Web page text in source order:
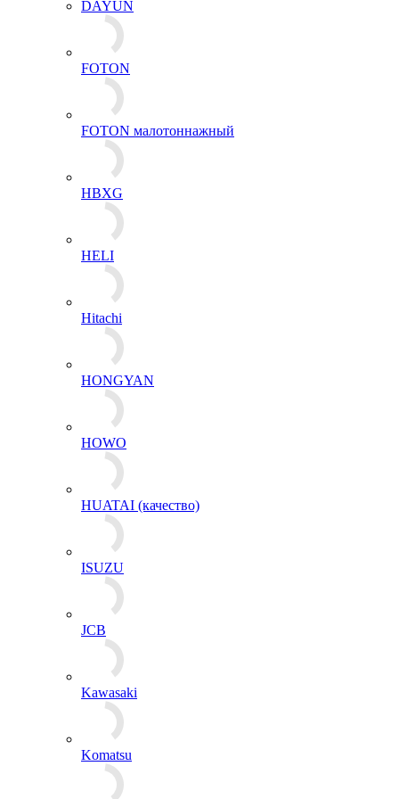
DAYUN
FOTON
FOTON малотоннажный
HBXG
HELI
Hitachi
HONGYAN
HOWO
HUATAI (качество)
ISUZU
JCB
Kawasaki
Komatsu